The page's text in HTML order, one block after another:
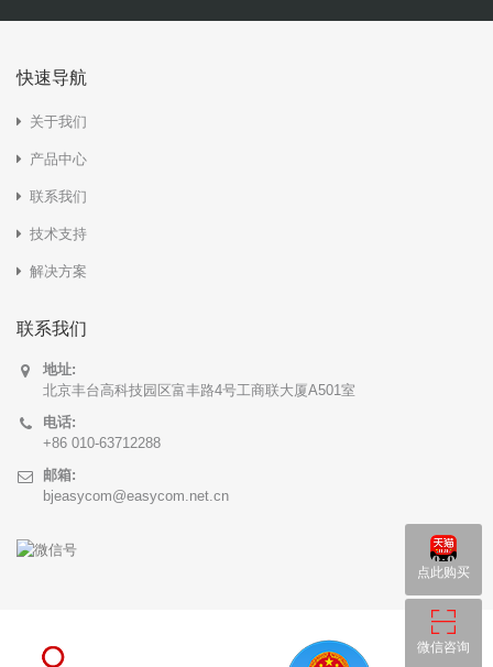
快速导航
关于我们
产品中心
联系我们
技术支持
解决方案
联系我们
地址:
北京丰台高科技园区富丰路4号工商联大厦A501室
电话:
+86 010-63712288
邮箱:
bjeasycom@easycom.net.cn
点此购买
微信咨询